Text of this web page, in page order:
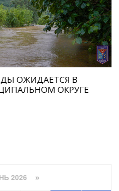
ОЖИДАЕТСЯ В
ОКРУГЕ
2026 »